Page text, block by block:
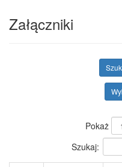
Załączniki
Pokaż
Szukaj: